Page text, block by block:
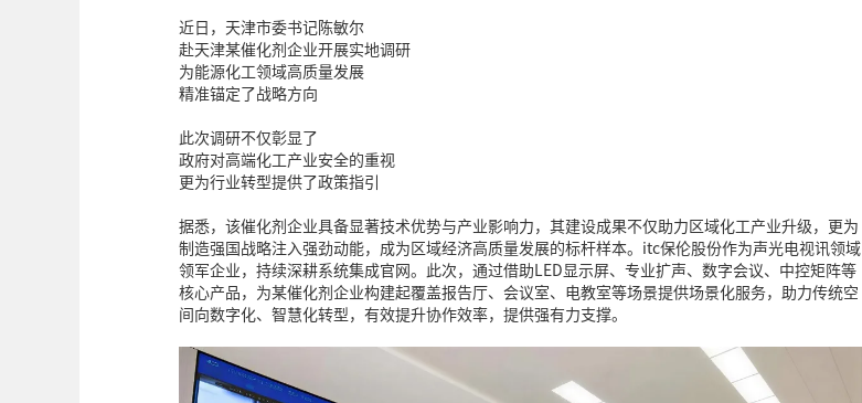
近日，天津市委书记陈敏尔
赴天津某催化剂企业开展实地调研
为能源化工领域高质量发展
精准锚定了战略方向
此次调研不仅彰显了
政府对高端化工产业安全的重视
更为行业转型提供了政策指引
据悉，该催化剂企业具备显著技术优势与产业影响力，其建设成果不仅助力区域化工产业升级，更为
制造强国战略注入强劲动能，成为区域经济高质量发展的标杆样本。itc保伦股份作为声光电视讯领域
领军企业，持续深耕系统集成官网。此次，通过借助LED显示屏、专业扩声、数字会议、中控矩阵等
核心产品，为某催化剂企业构建起覆盖报告厅、会议室、电教室等场景提供场景化服务，助力传统空
间向数字化、智慧化转型，有效提升协作效率，提供强有力支撑。